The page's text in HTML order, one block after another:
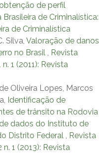
de perfil
Brasileira de Criminalística:
de Criminalística
Silva, Valoração de danos
no Brasil , Revista
1 (2011): Revista
Oliveira Lopes, Marcos
Identificação de
de trânsito na Rodovia
dados do Instituto de
Distrito Federal , Revista
n. 1 (2013): Revista